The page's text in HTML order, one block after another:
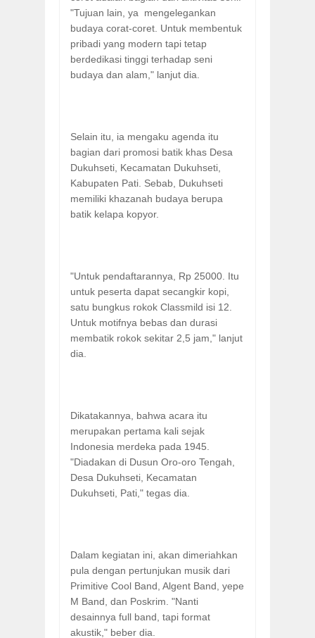
"Tujuan lain, ya mengelegankan
budaya corat-coret. Untuk membentuk
pribadi yang modern tapi tetap
berdedikasi tinggi terhadap seni
budaya dan alam," lanjut dia.
Selain itu, ia mengaku agenda itu
bagian dari promosi batik khas Desa
Dukuhseti, Kecamatan Dukuhseti,
Kabupaten Pati. Sebab, Dukuhseti
memiliki khazanah budaya berupa
batik kelapa kopyor.
"Untuk pendaftarannya, Rp 25000. Itu
untuk peserta dapat secangkir kopi,
satu bungkus rokok Classmild isi 12.
Untuk motifnya bebas dan durasi
membatik rokok sekitar 2,5 jam," lanjut
dia.
Dikatakannya, bahwa acara itu
merupakan pertama kali sejak
Indonesia merdeka pada 1945.
"Diadakan di Dusun Oro-oro Tengah,
Desa Dukuhseti, Kecamatan
Dukuhseti, Pati," tegas dia.
Dalam kegiatan ini, akan dimeriahkan
pula dengan pertunjukan musik dari
Primitive Cool Band, Algent Band, yepe
M Band, dan Poskrim. "Nanti
desainnya full band, tapi format
akustik," beber dia.